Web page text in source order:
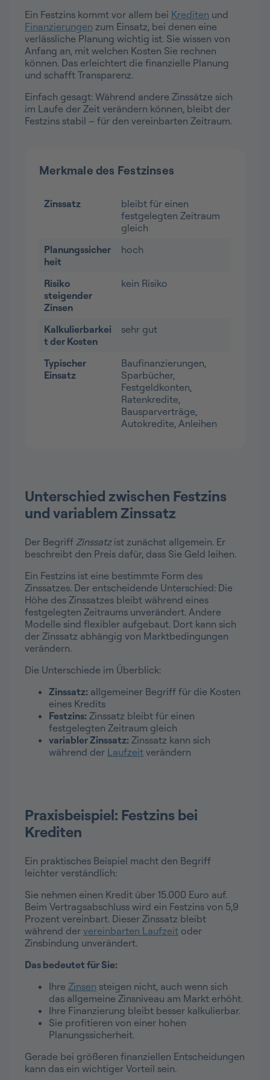
Ein Festzins kommt vor allem bei Krediten und
Finanzierungen zum Einsatz, bei denen eine
verlässliche Planung wichtig ist. Sie wissen von
Anfang an, mit welchen Kosten Sie rechnen
können. Das erleichtert die finanzielle Planung
und schafft Transparenz.
Einfach gesagt: Während andere Zinssätze sich
im Laufe der Zeit verändern können, bleibt der
Festzins stabil – für den vereinbarten Zeitraum.
Merkmale des Festzinses
Zinssatz
bleibt für einen
festgelegten Zeitraum
gleich
Planungssicher
heit
hoch
Risiko
steigender
Zinsen
kein Risiko
Kalkulierbarkei
t der Kosten
sehr gut
Typischer
Einsatz
Baufinanzierungen,
Sparbücher,
Festgeldkonten,
Ratenkredite,
Bausparverträge,
Autokredite, Anleihen
Unterschied zwischen Festzins
und variablem Zinssatz
Der Begriff Zinssatz ist zunächst allgemein. Er
beschreibt den Preis dafür, dass Sie Geld leihen.
Ein Festzins ist eine bestimmte Form des
Zinssatzes. Der entscheidende Unterschied: Die
Höhe des Zinssatzes bleibt während eines
festgelegten Zeitraums unverändert. Andere
Modelle sind flexibler aufgebaut. Dort kann sich
der Zinssatz abhängig von Marktbedingungen
verändern.
Die Unterschiede im Überblick:
Zinssatz: allgemeiner Begriff für die Kosten
eines Kredits
Festzins: Zinssatz bleibt für einen
festgelegten Zeitraum gleich
variabler Zinssatz: Zinssatz kann sich
während der Laufzeit verändern
Praxisbeispiel: Festzins bei
Krediten
Ein praktisches Beispiel macht den Begriff
leichter verständlich:
Sie nehmen einen Kredit über 15.000 Euro auf.
Beim Vertragsabschluss wird ein Festzins von 5,9
Prozent vereinbart. Dieser Zinssatz bleibt
während der vereinbarten Laufzeit oder
Zinsbindung unverändert.
Das bedeutet für Sie:
Ihre Zinsen steigen nicht, auch wenn sich
das allgemeine Zinsniveau am Markt erhöht.
Ihre Finanzierung bleibt besser kalkulierbar.
Sie profitieren von einer hohen
Planungssicherheit.
Gerade bei größeren finanziellen Entscheidungen
kann das ein wichtiger Vorteil sein.